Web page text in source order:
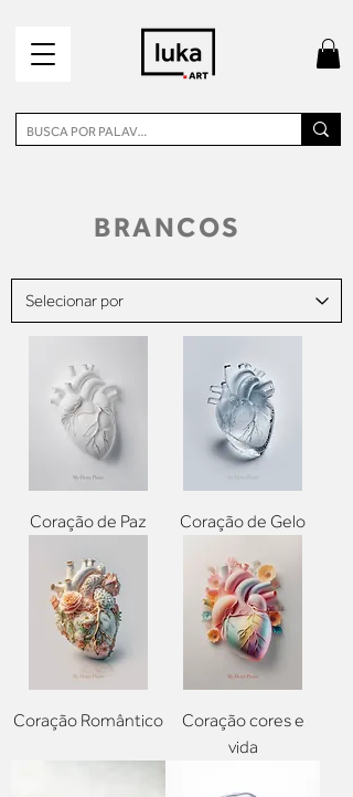
BRANCOS
Coração de Paz Coração de Gelo
Coração Romântico
Coração cores e
vida